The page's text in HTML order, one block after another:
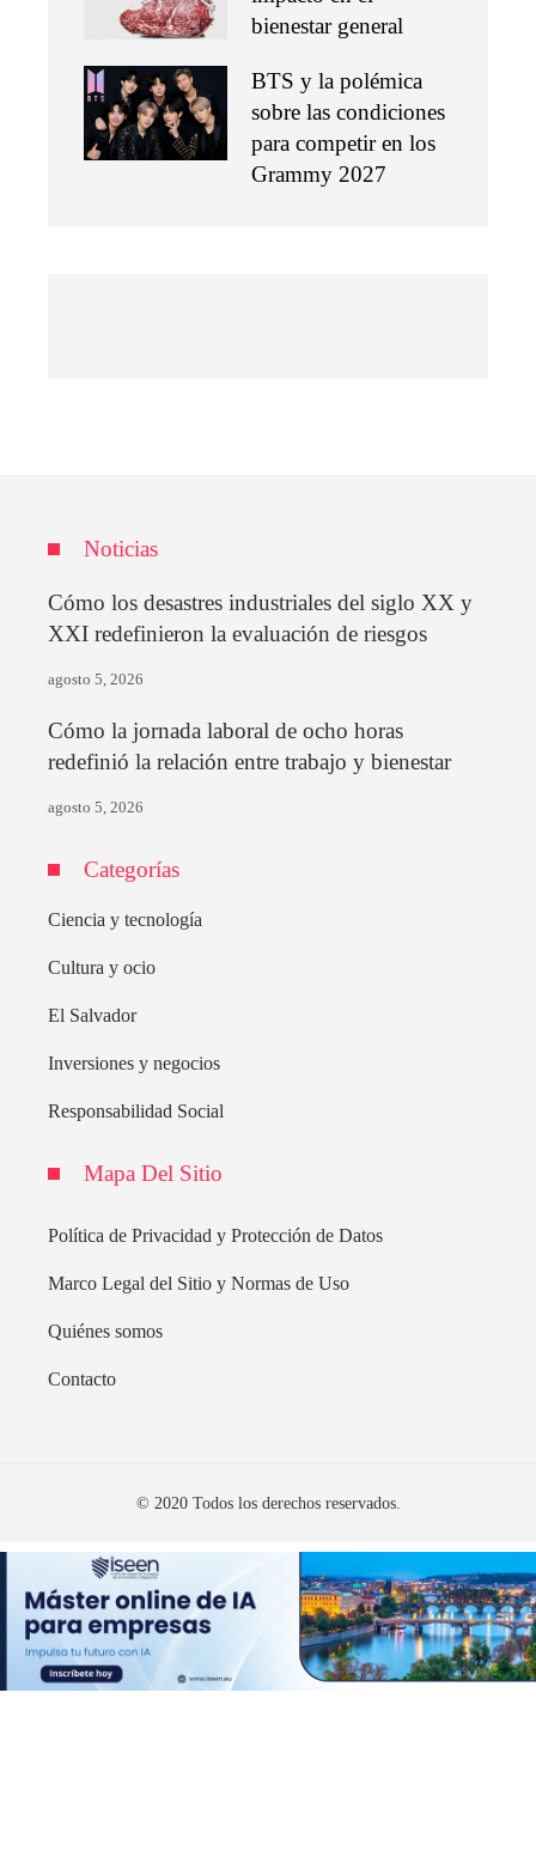
bienestar general
BTS y la polémica
sobre las condiciones
para competir en los
Grammy 2027
Noticias
Cómo los desastres industriales del siglo XX y
XXI redefinieron la evaluación de riesgos
agosto 5, 2026
Cómo la jornada laboral de ocho horas
redefinió la relación entre trabajo y bienestar
agosto 5, 2026
Categorías
Ciencia y tecnología
Cultura y ocio
El Salvador
Inversiones y negocios
Responsabilidad Social
Mapa Del Sitio
Política de Privacidad y Protección de Datos
Marco Legal del Sitio y Normas de Uso
Quiénes somos
Contacto
© 2020 Todos los derechos reservados.